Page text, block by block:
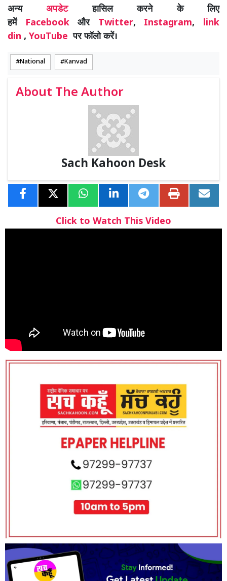
अन्यअपडेटहासिल करने के लिए
हमें
Facebookऔर Twitter, Instagram, link
din , YouTube पर फॉलो करें।
National Kanvad
About The Author
Sach Kahoon Desk
Click to Watch This Video